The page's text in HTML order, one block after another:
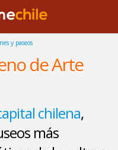
y paseos
de Arte
chilena,
más